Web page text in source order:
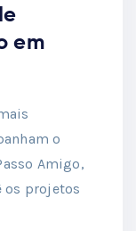
em
o
Amigo,
os projetos